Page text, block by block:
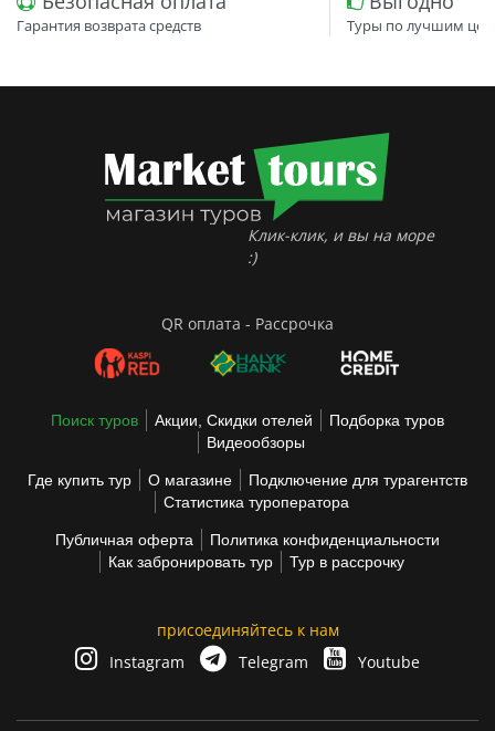
Гарантия возврата средств Туры по лучшим
Клик-клик, и вы на море
:)
QR оплата - Рассрочка
Поиск туров Акции, Скидки отелей
Подборка туров
Видеообзоры
Где купить тур О магазине
Подключение для турагентств
Статистика туроператора
Публичная оферта
Политика конфиденциальности
Как забронировать тур
Тур в рассрочку
присоединяйтесь к нам
Instagram
Telegram Youtube